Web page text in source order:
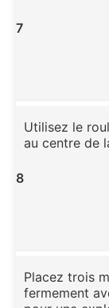
7
8
Utilisez le
au centre de
Placez trois
fermement